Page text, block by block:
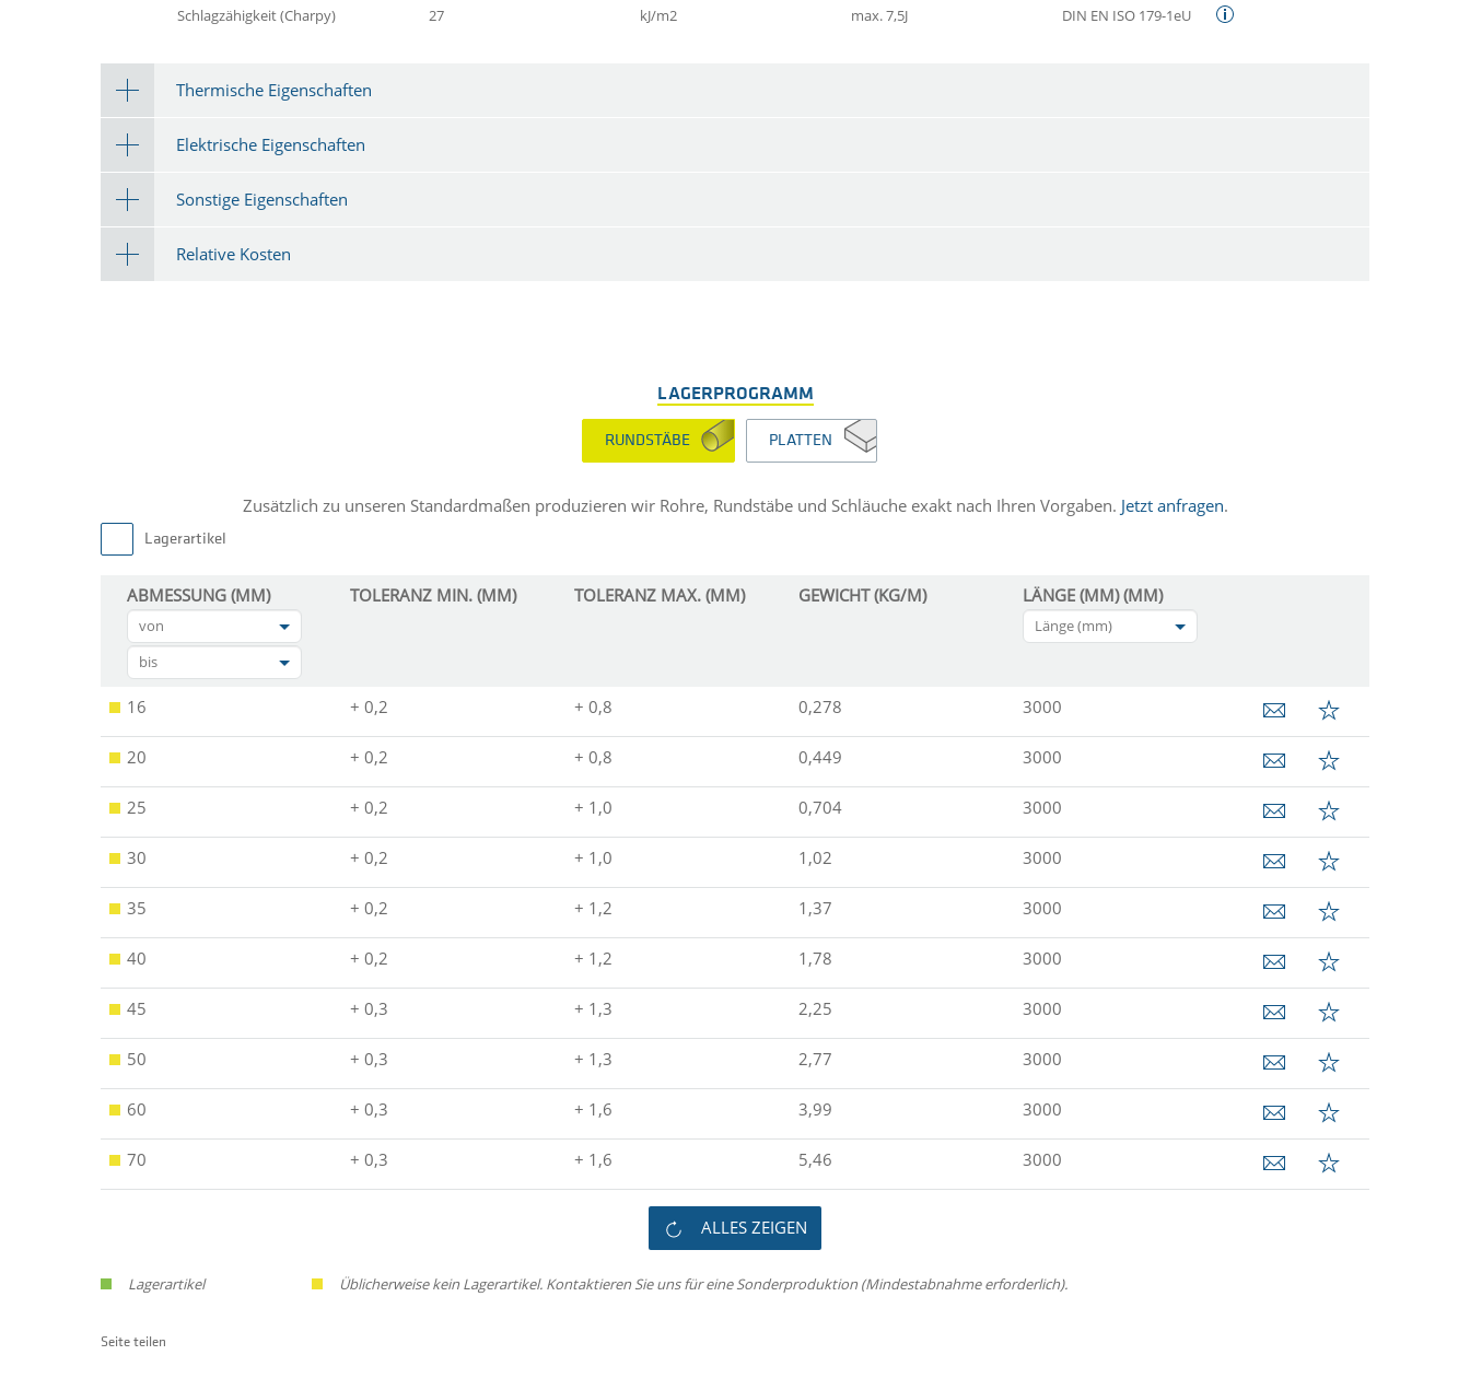
Schlagzähigkeit (Charpy) 27 kJ/m2 max. 7,5J DIN EN ISO 179-1eU
Thermische Eigenschaften
Elektrische Eigenschaften
Sonstige Eigenschaften
Relative Kosten
LAGERPROGRAMM
RUNDSTÄBE PLATTEN
Zusätzlich zu unseren Standardmaßen produzieren wir Rohre, Rundstäbe und Schläuche exakt nach Ihren Vorgaben. Jetzt anfragen.
Lagerartikel
ABMESSUNG (MM)
von
bis
TOLERANZ MIN. (MM) TOLERANZ MAX. (MM) GEWICHT (KG/M) LÄNGE (MM) (MM)
Länge (mm)
16 + 0,2 + 0,8 0,278 3000
20 + 0,2 + 0,8 0,449 3000
25 + 0,2 + 1,0 0,704 3000
30 + 0,2 + 1,0 1,02 3000
35 + 0,2 + 1,2 1,37 3000
40 + 0,2 + 1,2 1,78 3000
45 + 0,3 + 1,3 2,25 3000
50 + 0,3 + 1,3 2,77 3000
60 + 0,3 + 1,6 3,99 3000
70 + 0,3 + 1,6 5,46 3000
ALLES ZEIGEN
Lagerartikel Üblicherweise kein Lagerartikel. Kontaktieren Sie uns für eine Sonderproduktion (Mindestabnahme erforderlich).
Seite teilen